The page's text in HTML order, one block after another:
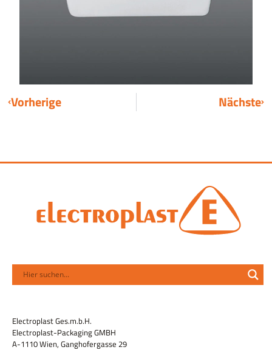
Vorherige Nächste
Electroplast Ges.m.b.H.
Electroplast-Packaging GMBH
A-1110 Wien, Ganghofergasse 29